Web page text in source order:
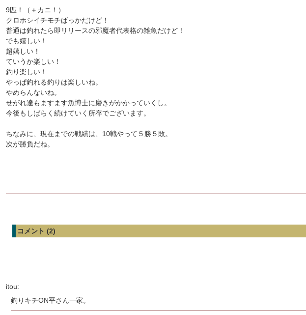
9匹！（＋カニ！）
クロホシイチモチばっかだけど！
普通は釣れたら即リリースの邪魔者代表格の雑魚だけど！
でも嬉しい！
超嬉しい！
ていうか楽しい！
釣り楽しい！
やっぱ釣れる釣りは楽しいね。
やめらんないね。
せがれ達もますます魚博士に磨きがかかっていくし。
今後もしばらく続けていく所存でございます。
ちなみに、現在までの戦績は、10戦やって５勝５敗。
次が勝負だね。
コメント (2)
itou:
釣りキチON平さん一家。